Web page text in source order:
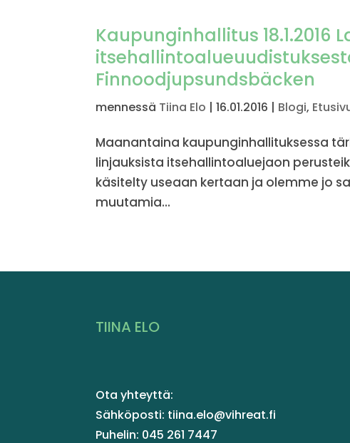
Kaupunginhallitus 18.1.2016
Finnoodjupsundsbäcken
mennessä Tiina Elo |16.01.2016 | Blogi,
Maanantaina kaupunginhallituksessa
linjauksista itsehallintoaluejaon
käsitelty useaan kertaan ja olemme jo
muutamia...
TIINA ELO
Ota yhteyttä:
Sähköposti: tiina.elo@vihreat.fi
Puhelin: 045 261 7447